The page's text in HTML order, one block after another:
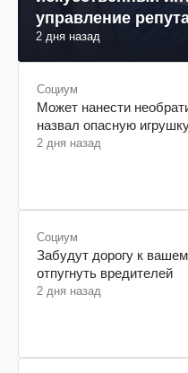
управление
2 дня назад
Социум
Может нанести
назвал опасную
2 дня назад
Социум
Забудут дорогу к
отпугнуть вредителей
2 дня назад